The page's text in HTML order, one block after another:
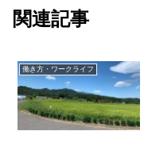
関連記事
働き方・ワークライフ